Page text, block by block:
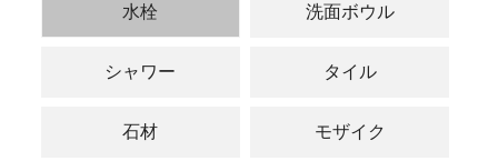
水栓 洗面ボウル
シャワー タイル
石材 モザイク